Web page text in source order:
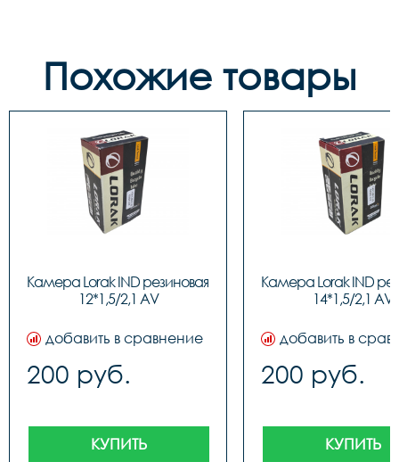
Похожие товары
Камера Lorak IND резиновая
12*1,5/2,1 AV
добавить в сравнение
200 руб.
КУПИТЬ
Камера Lorak IND
14*1,5/2,1 AV
добавить в
200 руб.
КУПИТЬ